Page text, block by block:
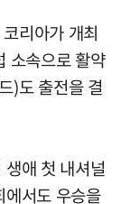
리아가 개최
소속으로 활약
)도 출전을 결
애 첫 내셔널
서도 우승을